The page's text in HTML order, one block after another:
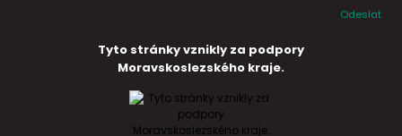
Odeslat
Tyto stránky vznikly za podpory
Moravskoslezského kraje.